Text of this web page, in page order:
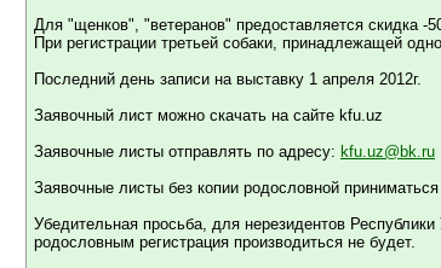
Для "щенков", "ветеранов" предоставляется скидка -
При регистрации третьей собаки, принадлежащей
Последний день записи на выставку 1 апреля 2012г.
Заявочный лист можно скачать на сайте kfu.uz
Заявочные листы отправлять по адресу: kfu.uz@bk.ru
Заявочные листы без копии родословной приниматься
Убедительная просьба, для нерезидентов
родословным регистрация производиться не будет.